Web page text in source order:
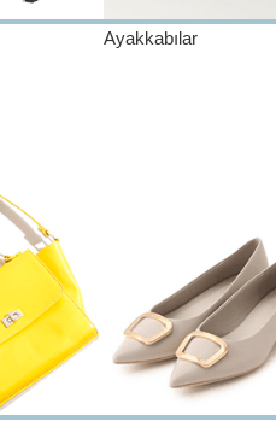
Ayakkabılar